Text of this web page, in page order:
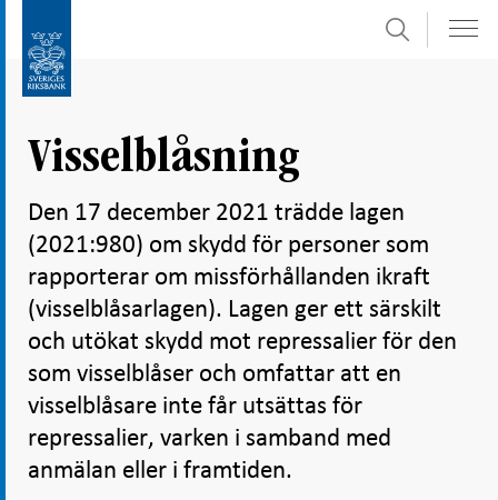
direkt
undersidor
Sök
Visselblåsning
Den 17 december 2021 trädde lagen
(2021:980) om skydd för personer som
rapporterar om missförhållanden ikraft
(visselblåsarlagen). Lagen ger ett särskilt
och utökat skydd mot repressalier för den
som visselblåser och omfattar att en
visselblåsare inte får utsättas för
repressalier, varken i samband med
anmälan eller i framtiden.